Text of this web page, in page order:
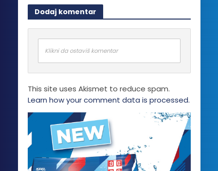
više
varijanti.
Opcije
mogu
biti
izabrane
na
stranici
Dodaj komentar
Klikni da ostaviš komentar
This site uses Akismet to reduce spam.
Learn how your comment data is processed.